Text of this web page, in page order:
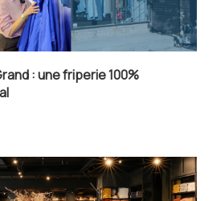
: une friperie 100%